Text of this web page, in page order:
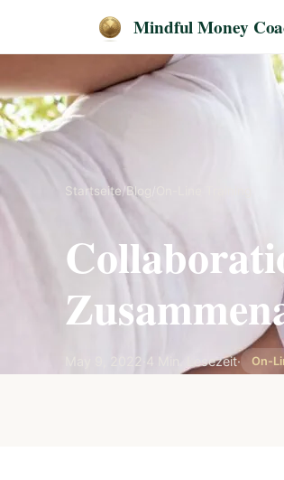
Mindful Money
Startseite/Blog
May 9, 2022 4 Min. Lesezeit· On-